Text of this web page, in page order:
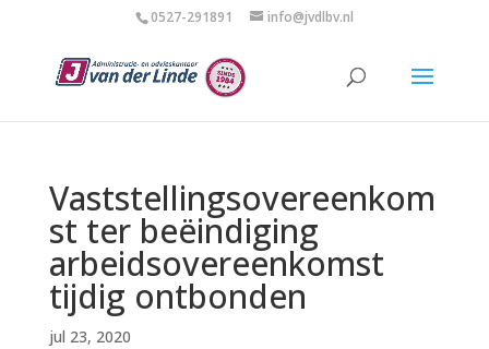
0527-291891 info@jvdlbv.nl
Vaststellingsovereenkom
st ter beëindiging
arbeidsovereenkomst
tijdig ontbonden
jul 23, 2020